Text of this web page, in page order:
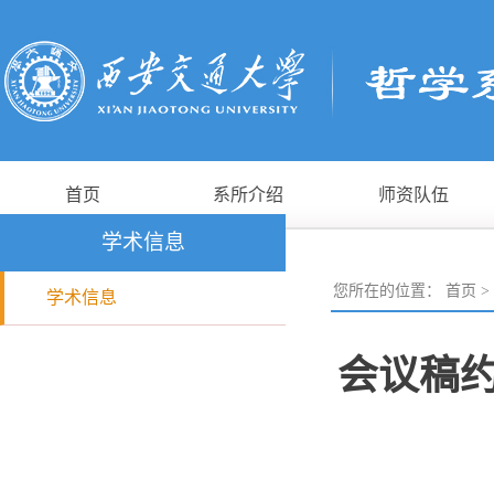
首页 系所介绍 师资队伍
学术信息
学术信息 您所在的位置： 首页 >
会议稿